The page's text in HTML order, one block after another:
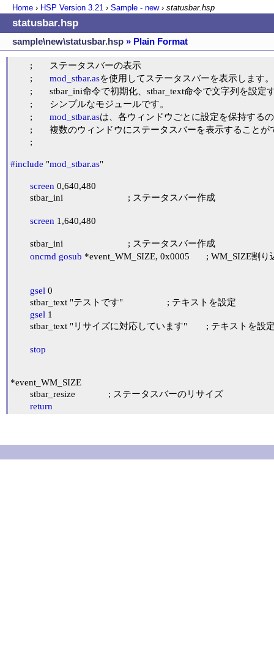
Home › HSP Version 3.21 › Sample - new› statusbar.hsp
statusbar.hsp
sample\new\statusbar.hsp » Plain Format
mod_stbar.asを使用してステータスバーを表示します。
mod_stbar.asは、各ウィンドウごとに設定を保持する
#include "mod_stbar.as"
screen 0,640,480
screen 1,640,480
oncmd gosub *event_WM_SIZE, 0x0005	; WM_SIZE割り込み
gsel 0
gsel 1
stop
*event_WM_SIZE
return